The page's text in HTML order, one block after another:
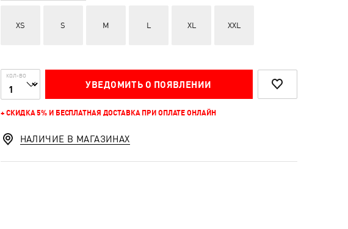
XS S M L XL XXL
КОЛ-ВО
УВЕДОМИТЬ О ПОЯВЛЕНИИ
+ СКИДКА 5% И БЕСПЛАТНАЯ ДОСТАВКА ПРИ ОПЛАТЕ ОНЛАЙН
НАЛИЧИЕ В МАГАЗИНАХ